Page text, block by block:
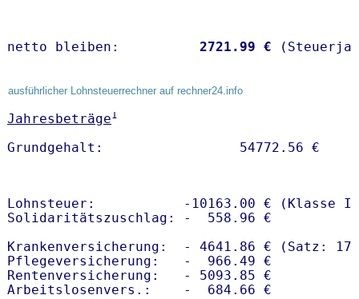
netto bleiben: 2721.99 €
ausführlicher Lohnsteuerrechner auf rechner24.info
Jahresbeträge1
Lohnsteuer:           -10163.00 € (Klasse I)
Solidaritätszuschlag: -  558.96 €
Krankenversicherung:  - 4641.86 € (Satz:
Pflegeversicherung:   -  966.49 €
Rentenversicherung:   - 5093.85 €
Arbeitslosenvers.:    -  684.66 €